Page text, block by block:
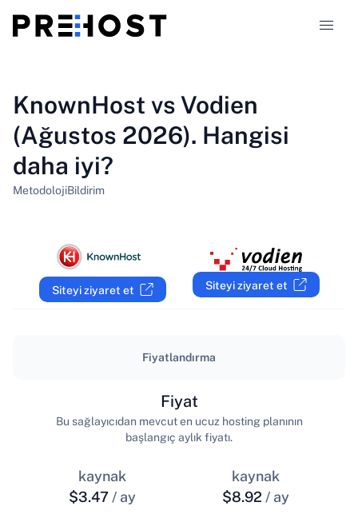
Karşılaştırmalar
319
TR
KnownHost vs Vodien
(Ağustos 2026). Hangisi
daha iyi?
MetodolojiBildirim
Siteyi ziyaret et Siteyi ziyaret et
Fiyatlandırma
kaynak
$3.47 / ay
Fiyat
Bu sağlayıcıdan mevcut en ucuz hosting planının
başlangıç aylık fiyatı.
kaynak
$8.92 / ay